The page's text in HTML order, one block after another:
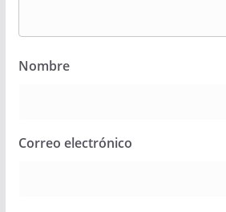
Nombre
Correo electrónico